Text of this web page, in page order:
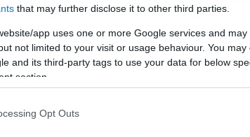
that may further disclose it to other third parties.
app uses one or more Google services and
not limited to your visit or usage behaviour. You
and its third-party tags to use your data for below
section.
Opt Outs
tagja, sziklás partvonallal, tiszta vízzel és
eurós áron szerepelt a luxusingatlan-
lakás..
volna a természeti vonzerejét. A